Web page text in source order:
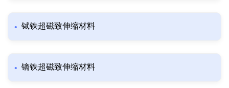
铽铁超磁致伸缩材料
镝铁超磁致伸缩材料